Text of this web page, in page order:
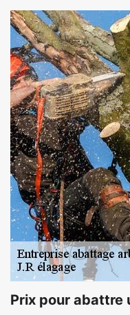
Prix pour abattre